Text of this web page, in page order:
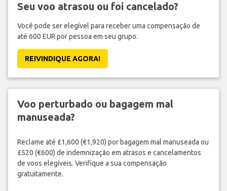
Seu voo atrasou ou foi cancelado?
Você pode ser elegível para receber uma compensação de
até 600 EUR por pessoa em seu grupo.
REIVINDIQUE AGORA!
Voo perturbado ou bagagem mal
manuseada?
Reclame até £1,600 (€1,920) por bagagem mal manuseada ou
£520 (€600) de indemnização em atrasos e cancelamentos
de voos elegíveis. Verifique a sua compensação
gratuitamente.